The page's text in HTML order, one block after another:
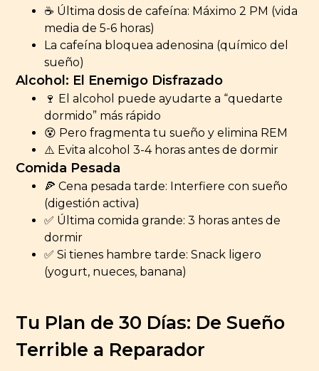
☕ Última dosis de cafeína: Máximo 2 PM (vida
media de 5-6 horas)
La cafeína bloquea adenosina (químico del
sueño)
Alcohol: El Enemigo Disfrazado
🍷 El alcohol puede ayudarte a “quedarte
dormido” más rápido
😵 Pero fragmenta tu sueño y elimina REM
⚠️ Evita alcohol 3-4 horas antes de dormir
Comida Pesada
🍕 Cena pesada tarde: Interfiere con sueño
(digestión activa)
✅ Última comida grande: 3 horas antes de
dormir
✅ Si tienes hambre tarde: Snack ligero
(yogurt, nueces, banana)
Tu Plan de 30 Días: De Sueño
Terrible a Reparador